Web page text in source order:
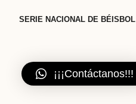
SERIE NACIONAL DE BÉISBOL
¡¡¡Contáctanos!!!